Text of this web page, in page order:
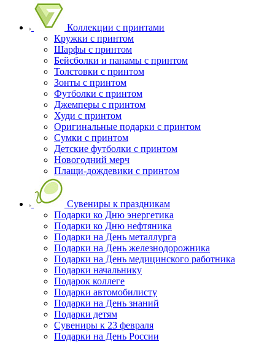
Коллекции с принтами
Кружки с принтом
Шарфы с принтом
Бейсболки и панамы с принтом
Толстовки с принтом
Зонты с принтом
Футболки с принтом
Джемперы с принтом
Худи с принтом
Оригинальные подарки с принтом
Сумки с принтом
Детские футболки с принтом
Новогодний мерч
Плащи-дождевики с принтом
Сувениры к праздникам
Подарки ко Дню энергетика
Подарки ко Дню нефтяника
Подарки на День металлурга
Подарки на День железнодорожника
Подарки на День медицинского работника
Подарки начальнику
Подарок коллеге
Подарки автомобилисту
Подарки на День знаний
Подарки детям
Сувениры к 23 февраля
Подарки на День России